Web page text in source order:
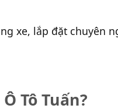
xe, lắp đặt chuyên
Tô Tuấn?